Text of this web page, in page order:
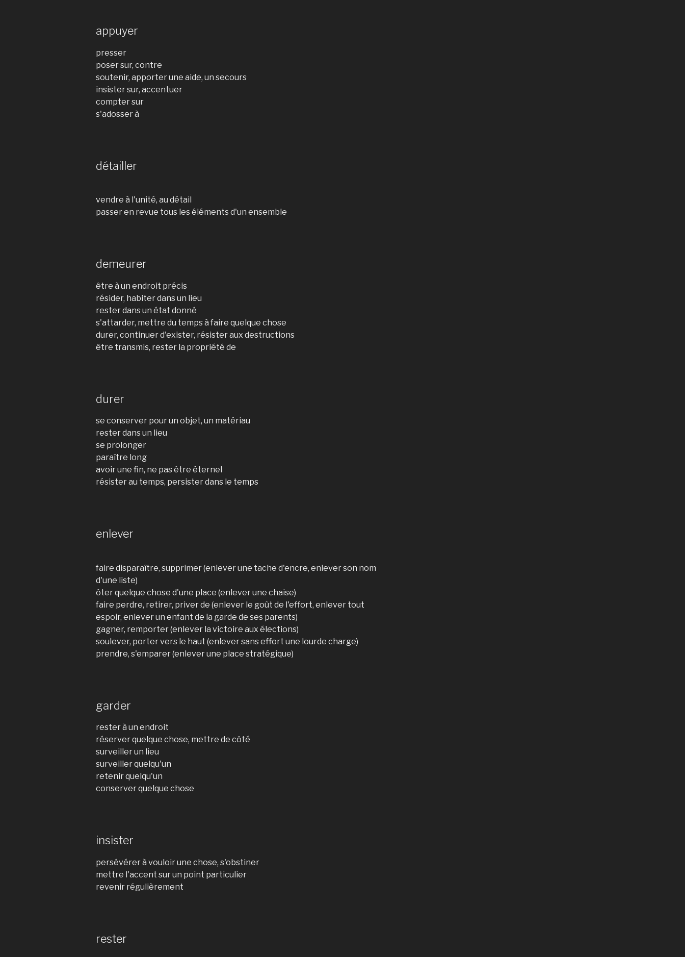
appuyer
presser
poser sur, contre
soutenir, apporter une aide, un secours
insister sur, accentuer
compter sur
s'adosser à
détailler
vendre à l'unité, au détail
passer en revue tous les éléments d'un ensemble
demeurer
être à un endroit précis
résider, habiter dans un lieu
rester dans un état donné
s'attarder, mettre du temps à faire quelque chose
durer, continuer d'exister, résister aux destructions
être transmis, rester la propriété de
durer
se conserver pour un objet, un matériau
rester dans un lieu
se prolonger
paraître long
avoir une fin, ne pas être éternel
résister au temps, persister dans le temps
enlever
faire disparaître, supprimer (enlever une tache d'encre, enlever son nom
d'une liste)
ôter quelque chose d'une place (enlever une chaise)
faire perdre, retirer, priver de (enlever le goût de l'effort, enlever tout
espoir, enlever un enfant de la garde de ses parents)
gagner, remporter (enlever la victoire aux élections)
soulever, porter vers le haut (enlever sans effort une lourde charge)
prendre, s'emparer (enlever une place stratégique)
garder
rester à un endroit
réserver quelque chose, mettre de côté
surveiller un lieu
surveiller quelqu'un
retenir quelqu'un
conserver quelque chose
insister
persévérer à vouloir une chose, s'obstiner
mettre l'accent sur un point particulier
revenir régulièrement
rester